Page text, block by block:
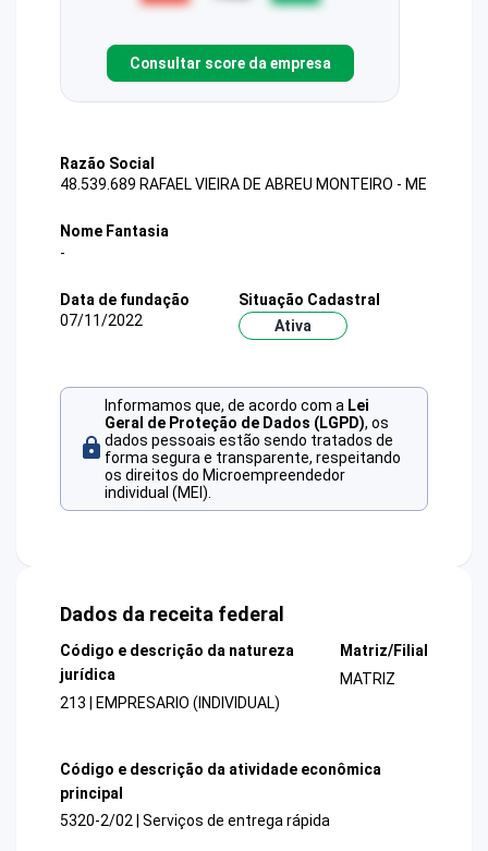
Consultar score da empresa
Razão Social
48.539.689 RAFAEL VIEIRA DE ABREU MONTEIRO - ME
Nome Fantasia
-
Data de fundação
07/11/2022
Situação Cadastral
Ativa
Informamos que, de acordo com a Lei
Geral de Proteção de Dados (LGPD), os
dados pessoais estão sendo tratados de
forma segura e transparente, respeitando
os direitos do Microempreendedor
individual (MEI).
Dados da receita federal
Código e descrição da natureza
jurídica
213 | EMPRESARIO (INDIVIDUAL)
Matriz/Filial
MATRIZ
Código e descrição da atividade econômica
principal
5320-2/02 | Serviços de entrega rápida